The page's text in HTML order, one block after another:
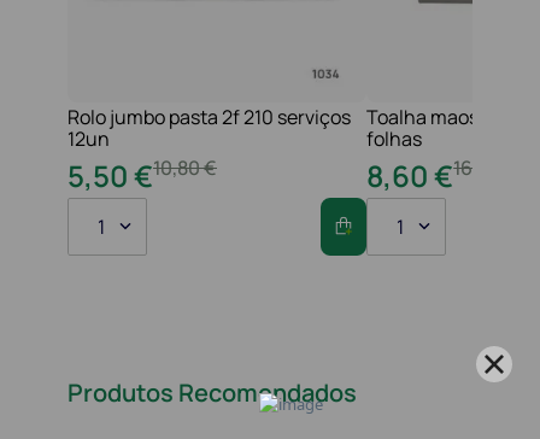
Rolo jumbo pasta 2f 210 serviços
12un
10,80€
5,50€
1
Toalha maos 2f
folhas
16
8,60€
1
Produtos Recomendados